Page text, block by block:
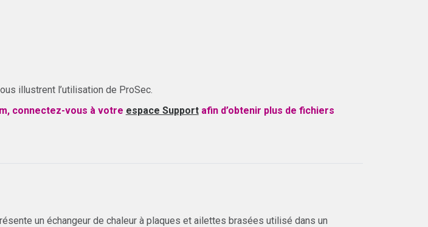
illustrent l’utilisation de ProSec.
connectez-vous à votre espace Supportafin d’obtenir plus de fichiers
un échangeur de chaleur à plaques et ailettes brasées utilisé dans un